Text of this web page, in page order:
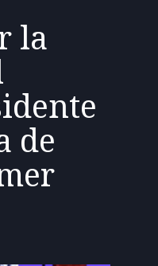
la
de